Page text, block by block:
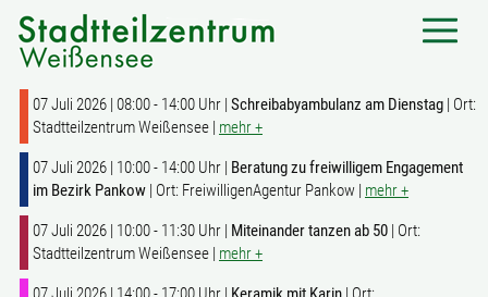
07 Juli 2026 | 08:00 - 14:00 Uhr | Schreibabyambulanz am Dienstag | Ort:
Stadtteilzentrum Weißensee | mehr +
07 Juli 2026 | 10:00 - 14:00 Uhr | Beratung zu freiwilligem Engagement
im Bezirk Pankow | Ort: FreiwilligenAgentur Pankow | mehr +
07 Juli 2026 | 10:00 - 11:30 Uhr | Miteinander tanzen ab 50 | Ort:
Stadtteilzentrum Weißensee | mehr +